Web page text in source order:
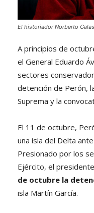
El historiador Norberto
A principios de
el General Eduardo
sectores
detención de Perón,
Suprema y la
El 11 de octubre,
una isla del Delta
Presionado por los
Ejército, el
de octubre la
isla Martín García.